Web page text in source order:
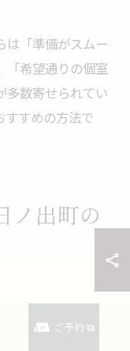
は「準備がスムー
「希望通りの個室
多数寄せられてい
すすめの方法で
ノ出町の
ご予約